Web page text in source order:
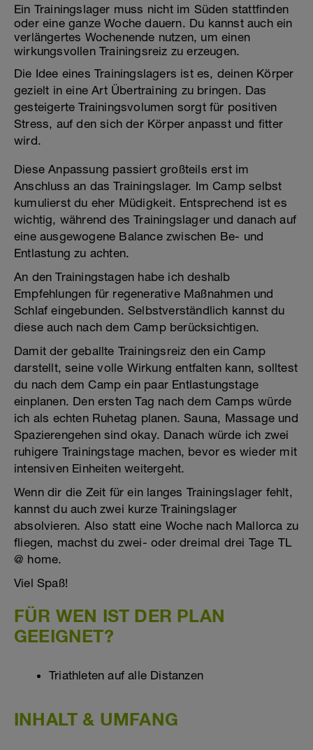
Ein Trainingslager muss nicht im Süden stattfinden
oder eine ganze Woche dauern. Du kannst auch ein
verlängertes Wochenende nutzen, um einen
wirkungsvollen Trainingsreiz zu erzeugen.
Die Idee eines Trainingslagers ist es, deinen Körper
gezielt in eine Art Übertraining zu bringen. Das
gesteigerte Trainingsvolumen sorgt für positiven
Stress, auf den sich der Körper anpasst und fitter
wird.
Diese Anpassung passiert großteils erst im
Anschluss an das Trainingslager. Im Camp selbst
kumulierst du eher Müdigkeit. Entsprechend ist es
wichtig, während des Trainingslager und danach auf
eine ausgewogene Balance zwischen Be- und
Entlastung zu achten.
An den Trainingstagen habe ich deshalb
Empfehlungen für regenerative Maßnahmen und
Schlaf eingebunden. Selbstverständlich kannst du
diese auch nach dem Camp berücksichtigen.
Damit der geballte Trainingsreiz den ein Camp
darstellt, seine volle Wirkung entfalten kann, solltest
du nach dem Camp ein paar Entlastungstage
einplanen. Den ersten Tag nach dem Camps würde
ich als echten Ruhetag planen. Sauna, Massage und
Spazierengehen sind okay. Danach würde ich zwei
ruhigere Trainingstage machen, bevor es wieder mit
intensiven Einheiten weitergeht.
Wenn dir die Zeit für ein langes Trainingslager fehlt,
kannst du auch zwei kurze Trainingslager
absolvieren. Also statt eine Woche nach Mallorca zu
fliegen, machst du zwei- oder dreimal drei Tage TL
@ home.
Viel Spaß!
FÜR WEN IST DER PLAN
GEEIGNET?
Triathleten auf alle Distanzen
INHALT & UMFANG